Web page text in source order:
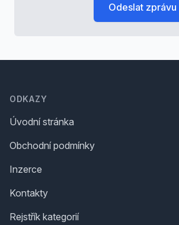
Odeslat zprávu
ODKAZY
Úvodní stránka
Obchodní podmínky
Inzerce
Kontakty
Rejstřík kategorií